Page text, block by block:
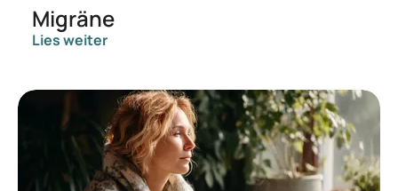
Migräne
Lies weiter